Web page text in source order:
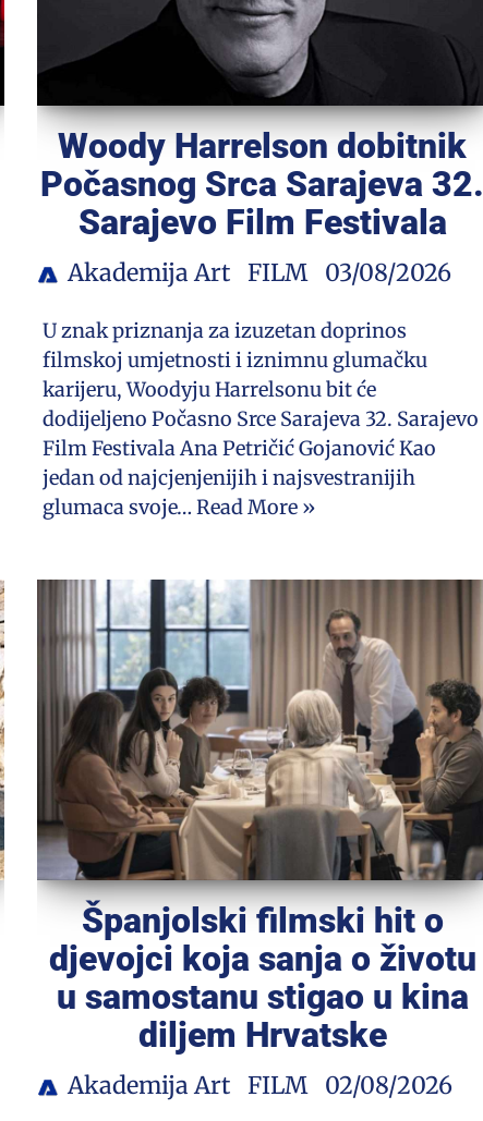
Woody Harrelson dobitnik
Počasnog Srca Sarajeva 32.
Sarajevo Film Festivala
Akademija Art FILM 03/08/2026
U znak priznanja za izuzetan doprinos
filmskoj umjetnosti i iznimnu glumačku
karijeru, Woodyju Harrelsonu bit će
dodijeljeno Počasno Srce Sarajeva 32. Sarajevo
Film Festivala Ana Petričić Gojanović Kao
jedan od najcjenjenijih i najsvestranijih
glumaca svoje… Read More »
Španjolski filmski hit o
djevojci koja sanja o životu
u samostanu stigao u kina
diljem Hrvatske
Akademija Art FILM 02/08/2026